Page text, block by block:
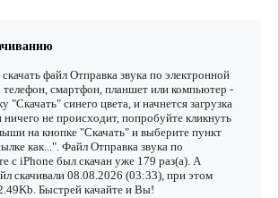
файл Отправка звука по электронной
телефон, смартфон, планшет или компьютер -
"Скачать" синего цвета, и начнется загрузка
ничего не происходит, попробуйте кликнуть
на кнопке "Скачать" и выберите пункт
как...". Файл Отправка звука по
с iPhone был скачан уже 179 раз(а). А
скачивали 08.08.2026 (03:33), при этом
Быстрей качайте и Вы!